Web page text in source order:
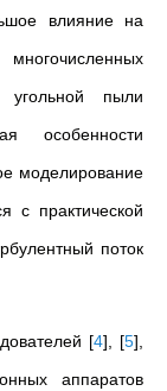
влияние на
угольной пыли
особенности
моделирование
с практической
поток
[4], [5],
аппаратов